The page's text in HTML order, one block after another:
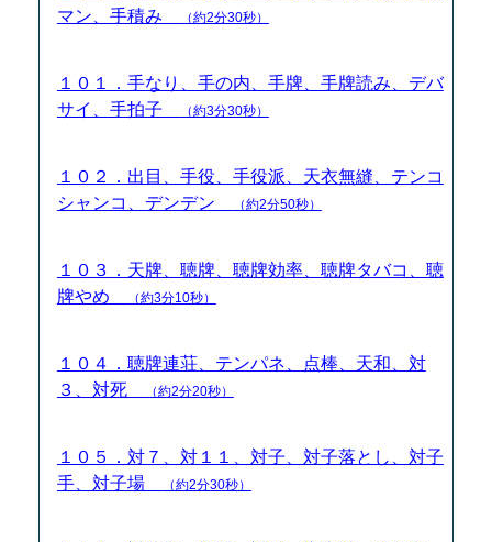
マン、手積み
（約2分30秒）
１０１．手なり、手の内、手牌、手牌読み、デバ
サイ、手拍子
（約3分30秒）
１０２．出目、手役、手役派、天衣無縫、テンコ
シャンコ、デンデン
（約2分50秒）
１０３．天牌、聴牌、聴牌効率、聴牌タバコ、聴
牌やめ
（約3分10秒）
１０４．聴牌連荘、テンパネ、点棒、天和、対
３、対死
（約2分20秒）
１０５．対７、対１１、対子、対子落とし、対子
手、対子場
（約2分30秒）